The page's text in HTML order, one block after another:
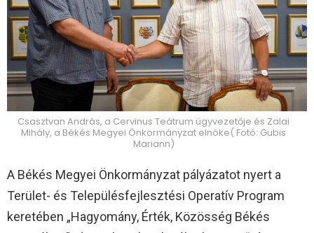
Csasztvan András, a Cervinus Teátrum ügyvezetője és Zalai
Mihály, a Békés Megyei Önkormányzat elnöke( Fotó: Gubis
Mariann)
A Békés Megyei Önkormányzat pályázatot nyert a
Terület- és Településfejlesztési Operatív Program
keretében „Hagyomány, Érték, Közösség Békés